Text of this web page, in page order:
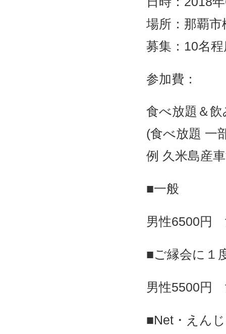
場所：那覇
募集：10名程
参加費：
食べ放題＆飲
(食べ放題 一
例 久米島産
■一般
男性6500円
■ご縁会に１
男性5500円
■Net・えん